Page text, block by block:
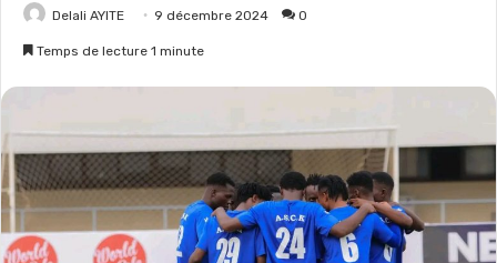
Delali AYITE 9 décembre 2024 0
Temps de lecture 1 minute